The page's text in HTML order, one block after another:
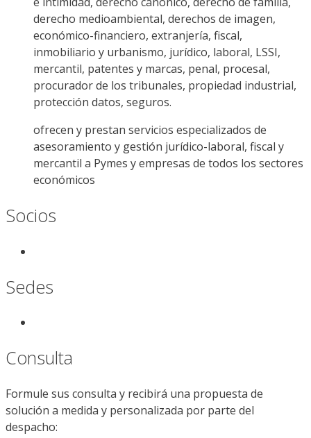
derecho medioambiental, derechos de imagen,
económico-financiero, extranjería, fiscal,
inmobiliario y urbanismo, jurídico, laboral, LSSI,
mercantil, patentes y marcas, penal, procesal,
procurador de los tribunales, propiedad industrial,
protección datos, seguros.
ofrecen y prestan servicios especializados de
asesoramiento y gestión jurídico-laboral, fiscal y
mercantil a Pymes y empresas de todos los sectores
económicos
Socios
Sedes
Consulta
Formule sus consulta y recibirá una propuesta de
solución a medida y personalizada por parte del
despacho: